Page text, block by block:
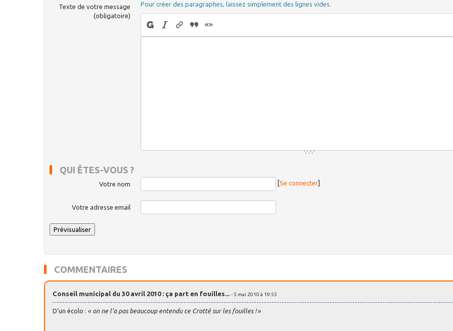
Texte de votre message
(obligatoire)
Pour créer des paragraphes, laissez simplement des lignes vides.
QUI ÊTES-VOUS ?
Votre nom [Se connecter]
Votre adresse email
COMMENTAIRES
Conseil municipal du 30 avril 2010 : ça part en fouilles... - 5 mai 2010 à 19:55
D’un écolo : « on ne l’a pas beaucoup entendu ce Crotté sur les fouilles !»